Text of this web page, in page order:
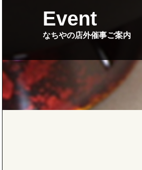
Event
なちやの店外催事ご案内